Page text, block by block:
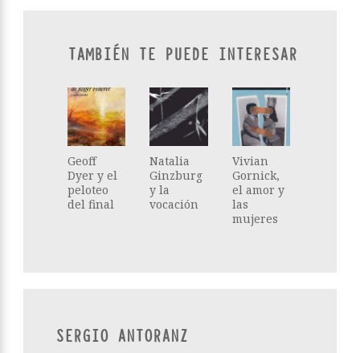
TAMBIÉN TE PUEDE INTERESAR
Geoff
Dyer y el
peloteo
del final
Natalia
Ginzburg
y la
vocación
Vivian
Gornick,
el amor y
las
mujeres
SERGIO ANTORANZ